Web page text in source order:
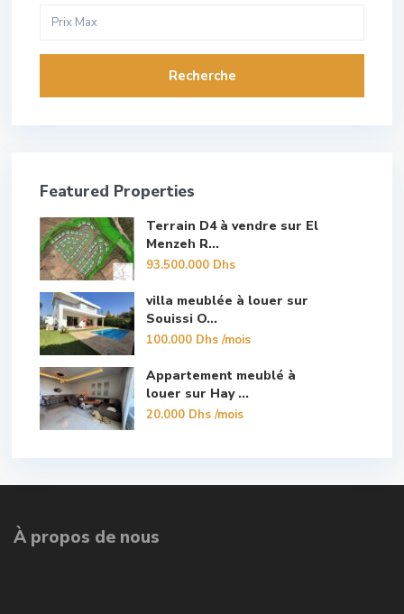
Recherche
Featured Properties
Terrain D4 à vendre sur El
Menzeh R...
93.500.000 Dhs
villa meublée à louer sur
Souissi O...
100.000 Dhs/mois
Appartement meublé à
louer sur Hay ...
20.000 Dhs/mois
À propos de nous